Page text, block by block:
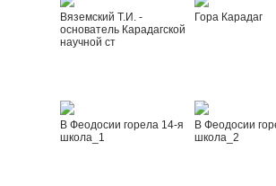
Вяземский Т.И. -
основатель Карадагской
научной ст
Гора Карадаг
В Феодосии горела 14-я
школа_1
В Феодосии
школа_2